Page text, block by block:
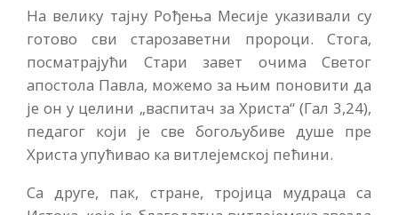
На велику тајну Рођења Месије указивали су
готово сви старозаветни пророци. Стога,
посматрајући Стари завет очима Светог
апостола Павла, можемо за њим поновити да
је он у целини „васпитач за Христа“ (Гал 3,24),
педагог који је све богољубиве душе пре
Христа упућивао ка витлејемској пећини.
Са друге, пак, стране, тројица мудраца са